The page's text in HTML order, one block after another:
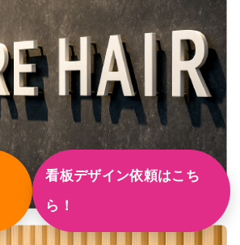
看板デザイン依頼はこち
ら！